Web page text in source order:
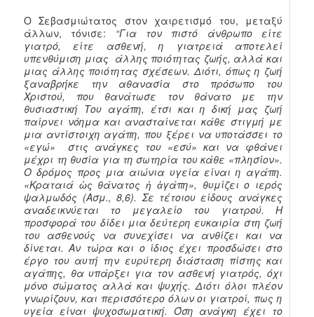
Ο Σεβασμιώτατος στον χαιρετισμό του, μεταξύ
άλλων, τόνισε: “Για τον πιστό άνθρωπο είτε
γιατρό, είτε ασθενή, η γιατρειά αποτελεί
υπενθύμιση μιας άλλης ποιότητας ζωής, αλλά και
μιας άλλης ποιότητας σχέσεων. Διότι, όπως η ζωή
ξαναβρήκε την αθανασία στο πρόσωπο του
Χριστού, που θανάτωσε τον θάνατο με την
θυσιαστική Του αγάπη, έτσι και η δική μας ζωή
παίρνει νόημα και ανασταίνεται κάθε στιγμή με
μια αντίστοιχη αγάπη, που ξέρει να υποτάσσει το
«εγώ» στις ανάγκες του «εσύ» και να φθάνει
μέχρι τη θυσία για τη σωτηρία του κάθε «πλησίον».
Ο δρόμος προς μια αιώνια υγεία είναι η αγάπη.
«Κραταιά ὡς θάνατος ἡ ἀγάπη», θυμίζει ο ιερός
ψαλμωδός (Ασμ., 8,6). Σε τέτοιου είδους ανάγκες
αναδεικνύεται το μεγαλείο του γιατρού. Η
προσφορά του δίδει μια δεύτερη ευκαιρία στη ζωή
του ασθενούς να συνεχίσει να ανθίζει και να
δίνεται. Αν τώρα και ο ίδιος έχει προσδώσει στο
έργο του αυτή την ευρύτερη διάσταση πίστης και
αγάπης, θα υπάρξει για τον ασθενή γιατρός, όχι
μόνο σώματος αλλά και ψυχής. Διότι όλοι πλέον
γνωρίζουν, και περισσότερο όλων οι γιατροί, πως η
υγεία είναι ψυχοσωματική. Όση ανάγκη έχει το